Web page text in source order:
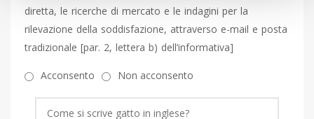
diretta, le ricerche di mercato e le indagini per la
rilevazione della soddisfazione, attraverso e-mail e posta
tradizionale [par. 2, lettera b) dell’informativa]
Acconsento Non acconsento